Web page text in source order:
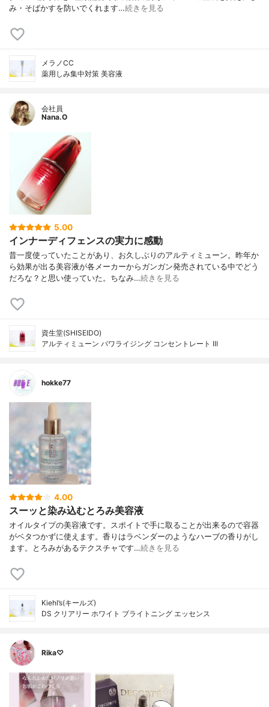
み・そばかすを防いでくれます…続きを見る
メラノCC
薬用しみ集中対策 美容液
会社員
Nana.O
5.00
インナーディフェンスの実力に感動
昔一度使っていたことがあり、お久しぶりのアルティミューン。昨年か
ら効果が出る美容液が各メーカーからガンガン発売されている中でどう
だろな？と思い使っていた。ちなみ…続きを見る
資生堂(SHISEIDO)
アルティミューン パワライジング コンセントレート III
hokke77
4.00
スーッと染み込むとろみ美容液
オイルタイプの美容液です。スポイトで手に取ることが出来るので容器
がベタつかずに使えます。香りはラベンダーのようなハーブの香りがし
ます。とろみがあるテクスチャです…続きを見る
Kiehl’s(キールズ)
DS クリアリー ホワイト ブライトニング エッセンス
Rika♡